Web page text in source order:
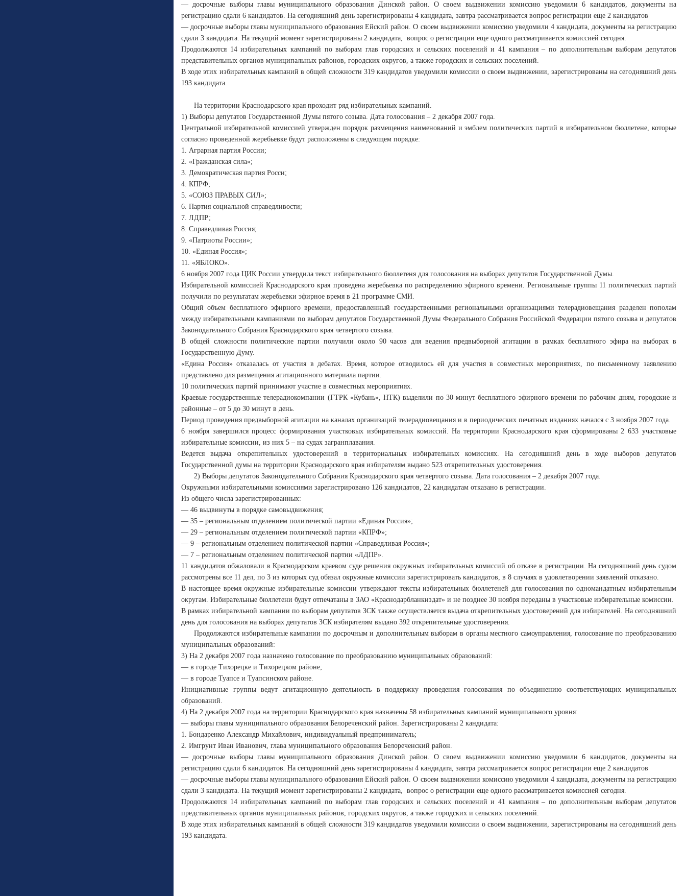
— досрочные выборы главы муниципального образования Динской район. О своем выдвижении комиссию уведомили 6 кандидатов, документы на
регистрацию сдали 6 кандидатов. На сегодняшний день зарегистрированы 4 кандидата, завтра рассматривается вопрос регистрации еще 2 кандидатов
— досрочные выборы главы муниципального образования Ейский район. О своем выдвижении комиссию уведомили 4 кандидата, документы на регистрацию
сдали 3 кандидата. На текущий момент зарегистрированы 2 кандидата, вопрос о регистрации еще одного рассматривается комиссией сегодня.
Продолжаются 14 избирательных кампаний по выборам глав городских и сельских поселений и 41 кампания – по дополнительным выборам депутатов
представительных органов муниципальных районов, городских округов, а также городских и сельских поселений.
В ходе этих избирательных кампаний в общей сложности 319 кандидатов уведомили комиссии о своем выдвижении, зарегистрированы на сегодняшний день
193 кандидата.
На территории Краснодарского края проходит ряд избирательных кампаний.
1) Выборы депутатов Государственной Думы пятого созыва. Дата голосования – 2 декабря 2007 года.
Центральной избирательной комиссией утвержден порядок размещения наименований и эмблем политических партий в избирательном бюллетене, которые
согласно проведенной жеребьевке будут расположены в следующем порядке:
1. Аграрная партия России;
2. «Гражданская сила»;
3. Демократическая партия Росси;
4. КПРФ;
5. «СОЮЗ ПРАВЫХ СИЛ»;
6. Партия социальной справедливости;
7. ЛДПР;
8. Справедливая Россия;
9. «Патриоты России»;
10. «Единая Россия»;
11. «ЯБЛОКО».
6 ноября 2007 года ЦИК России утвердила текст избирательного бюллетеня для голосования на выборах депутатов Государственной Думы.
Избирательной комиссией Краснодарского края проведена жеребьевка по распределению эфирного времени. Региональные группы 11 политических партий
получили по результатам жеребьевки эфирное время в 21 программе СМИ.
Общий объем бесплатного эфирного времени, предоставленный государственными региональными организациями телерадиовещания разделен пополам
между избирательными кампаниями по выборам депутатов Государственной Думы Федерального Собрания Российской Федерации пятого созыва и депутатов
Законодательного Собрания Краснодарского края четвертого созыва.
В общей сложности политические партии получили около 90 часов для ведения предвыборной агитации в рамках бесплатного эфира на выборах в
Государственную Думу.
«Едина Россия» отказалась от участия в дебатах. Время, которое отводилось ей для участия в совместных мероприятиях, по письменному заявлению
представлено для размещения агитационного материала партии.
10 политических партий принимают участие в совместных мероприятиях.
Краевые государственные телерадиокомпании (ГТРК «Кубань», НТК) выделили по 30 минут бесплатного эфирного времени по рабочим дням, городские и
районные – от 5 до 30 минут в день.
Период проведения предвыборной агитации на каналах организаций телерадиовещания и в периодических печатных изданиях начался с 3 ноября 2007 года.
6 ноября завершился процесс формирования участковых избирательных комиссий. На территории Краснодарского края сформированы 2 633 участковые
избирательные комиссии, из них 5 – на судах загранплавания.
Ведется выдача открепительных удостоверений в территориальных избирательных комиссиях. На сегодняшний день в ходе выборов депутатов
Государственной думы на территории Краснодарского края избирателям выдано 523 открепительных удостоверения.
2) Выборы депутатов Законодательного Собрания Краснодарского края четвертого созыва. Дата голосования – 2 декабря 2007 года.
Окружными избирательными комиссиями зарегистрировано 126 кандидатов, 22 кандидатам отказано в регистрации.
Из общего числа зарегистрированных:
— 46 выдвинуты в порядке самовыдвижения;
— 35 – региональным отделением политической партии «Единая Россия»;
— 29 – региональным отделением политической партии «КПРФ»;
— 9 – региональным отделением политической партии «Справедливая Россия»;
— 7 – региональным отделением политической партии «ЛДПР».
11 кандидатов обжаловали в Краснодарском краевом суде решения окружных избирательных комиссий об отказе в регистрации. На сегодняшний день судом
рассмотрены все 11 дел, по 3 из которых суд обязал окружные комиссии зарегистрировать кандидатов, в 8 случаях в удовлетворении заявлений отказано.
В настоящее время окружные избирательные комиссии утверждают тексты избирательных бюллетеней для голосования по одномандатным избирательным
округам. Избирательные бюллетени будут отпечатаны в ЗАО «Краснодарбланкиздат» и не позднее 30 ноября переданы в участковые избирательные комиссии.
В рамках избирательной кампании по выборам депутатов ЗСК также осуществляется выдача открепительных удостоверений для избирателей. На сегодняшний
день для голосования на выборах депутатов ЗСК избирателям выдано 392 открепительные удостоверения.
Продолжаются избирательные кампании по досрочным и дополнительным выборам в органы местного самоуправления, голосование по преобразованию
муниципальных образований:
3) На 2 декабря 2007 года назначено голосование по преобразованию муниципальных образований:
— в городе Тихорецке и Тихорецком районе;
— в городе Туапсе и Туапсинском районе.
Инициативные группы ведут агитационную деятельность в поддержку проведения голосования по объединению соответствующих муниципальных
образований.
4) На 2 декабря 2007 года на территории Краснодарского края назначены 58 избирательных кампаний муниципального уровня:
— выборы главы муниципального образования Белореченский район. Зарегистрированы 2 кандидата:
1. Бондаренко Александр Михайлович, индивидуальный предприниматель;
2. Имгрунт Иван Иванович, глава муниципального образования Белореченский район.
— досрочные выборы главы муниципального образования Динской район. О своем выдвижении комиссию уведомили 6 кандидатов, документы на
регистрацию сдали 6 кандидатов. На сегодняшний день зарегистрированы 4 кандидата, завтра рассматривается вопрос регистрации еще 2 кандидатов
— досрочные выборы главы муниципального образования Ейский район. О своем выдвижении комиссию уведомили 4 кандидата, документы на регистрацию
сдали 3 кандидата. На текущий момент зарегистрированы 2 кандидата, вопрос о регистрации еще одного рассматривается комиссией сегодня.
Продолжаются 14 избирательных кампаний по выборам глав городских и сельских поселений и 41 кампания – по дополнительным выборам депутатов
представительных органов муниципальных районов, городских округов, а также городских и сельских поселений.
В ходе этих избирательных кампаний в общей сложности 319 кандидатов уведомили комиссии о своем выдвижении, зарегистрированы на сегодняшний день
193 кандидата.